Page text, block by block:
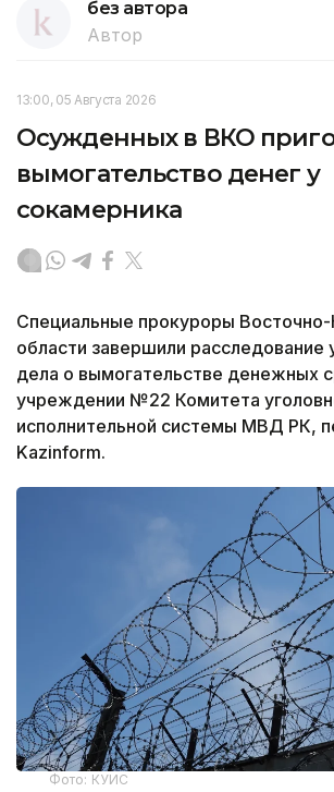
без автора
Автор
13:00, 05 Августа 2026
Осужденных в ВКО
вымогательство денег у
сокамерника
Специальные прокуроры Восточно-
области завершили расследование
дела о вымогательстве денежных
учреждении №22 Комитета
исполнительной системы МВД РК,
Kazinform.
Фото: КУИС